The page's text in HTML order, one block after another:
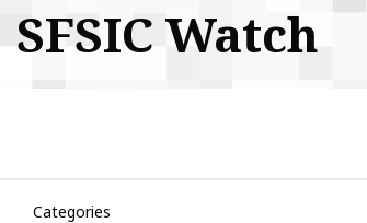
SFSIC Watch
Categories